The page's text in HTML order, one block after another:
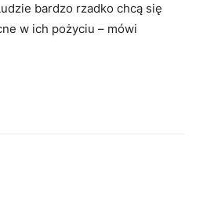
bardzo rzadko chcą się
w ich pożyciu – mówi